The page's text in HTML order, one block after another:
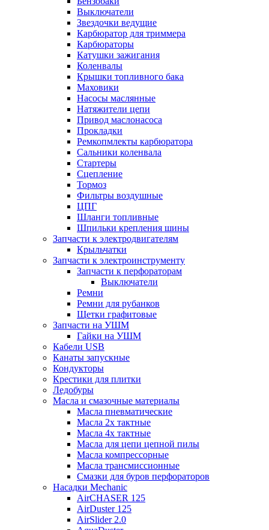
Выключатели
Звездочки ведущие
Карбюратор для триммера
Карбюраторы
Катушки зажигания
Коленвалы
Крышки топливного бака
Маховики
Насосы маслянные
Натяжители цепи
Привод маслонасоса
Прокладки
Ремкопмлекты карбюратора
Сальники коленвала
Стартеры
Сцепление
Тормоз
Фильтры воздушные
ЦПГ
Шланги топливные
Шпильки крепления шины
Запчасти к электродвигателям
Крыльчатки
Запчасти к электроинструменту
Запчасти к перфораторам
Выключатели
Ремни
Ремни для рубанков
Щетки графитовые
Запчасти на УШМ
Гайки на УШМ
Кабели USB
Канаты запускные
Кондукторы
Крестики для плитки
Ледобуры
Масла и смазочные материалы
Масла пневматические
Масла 2х тактные
Масла 4х тактные
Масла для цепи цепной пилы
Масла компрессорные
Масла трансмиссионные
Смазки для буров перфораторов
Насадки Mechanic
AirCHASER 125
AirDuster 125
AirSlider 2.0